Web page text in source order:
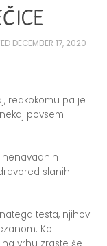
DECEMBER 17, 2020
redkokomu pa je
povsem
nenavadnih
slanih
testa, njihov
Ko
vrhu zraste še